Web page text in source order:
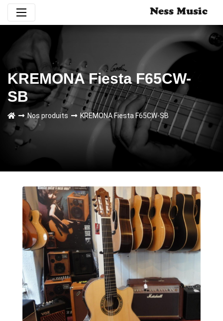
Ness Music
KREMONA Fiesta F65CW-
SB
Nos produits KREMONA Fiesta F65CW-SB